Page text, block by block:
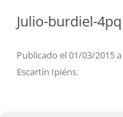
Julio-burdiel-4pq
Publicado el01/03/2015a
Escartín Ipiéns.